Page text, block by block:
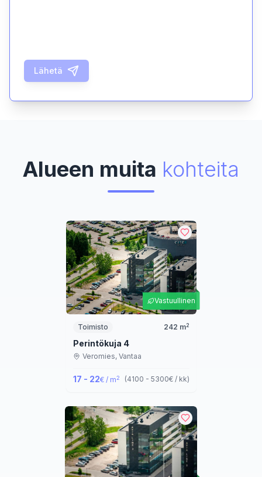
Lähetä
Alueen muita kohteita
Vastuullinen
Toimisto 242 m2
Perintökuja 4
Veromies, Vantaa
17 - 22€ / m2 (4100 - 5300€ / kk)